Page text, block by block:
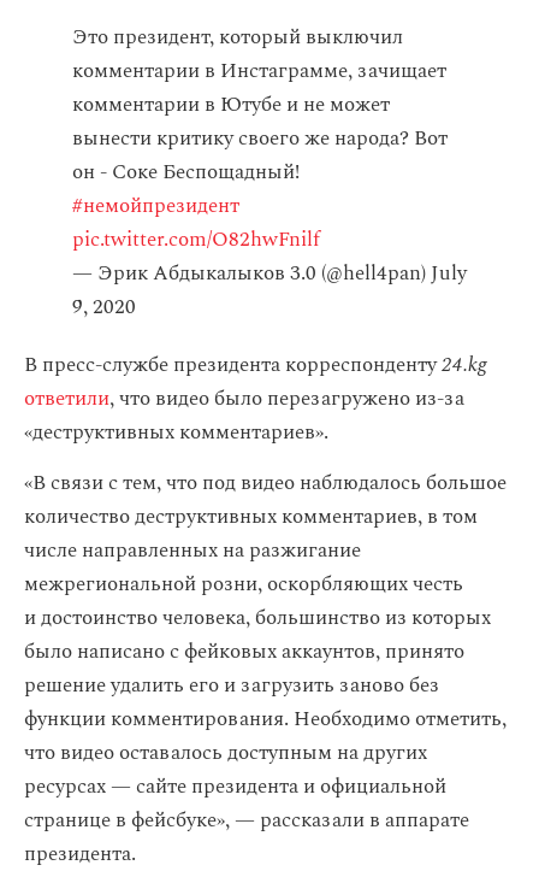
Это президент, который выключил
комментарии в Инстаграмме, зачищает
комментарии в Ютубе и не может
вынести критику своего же народа? Вот
он - Соке Беспощадный!
#немойпрезидент
pic.twitter.com/O82hwFnilf
— Эрик Абдыкалыков 3.0 (@hell4pan)July
9, 2020
В пресс-службе президента корреспонденту24.kg
ответили, что видео было перезагружено из-за
«деструктивных комментариев».
«В связи с тем, что под видео наблюдалось большое
количество деструктивных комментариев, в том
числе направленных на разжигание
межрегиональной розни, оскорбляющих честь
и достоинство человека, большинство из которых
было написано с фейковых аккаунтов, принято
решение удалить его и загрузить заново без
функции комментирования. Необходимо отметить,
что видео оставалось доступным на других
ресурсах — сайте президента и официальной
странице в фейсбуке», — рассказали в аппарате
президента.